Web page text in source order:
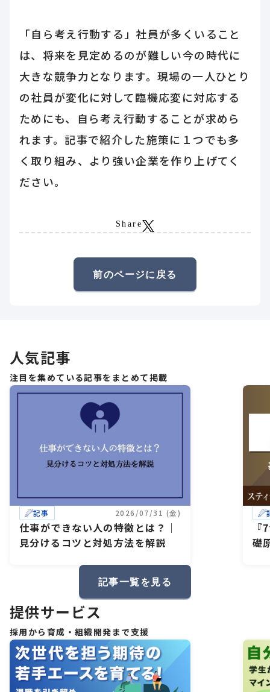
「自ら考え行動する」社員が多くいること
は、将来を見定めるのが難しい今の時代に
大きな競争力となります。現場の一人ひとり
の社員が変化に対して臨機応変に対応する
ためにも、自ら考え行動することが求めら
れます。記事で紹介した施策に１つでも多
く取り組み、より強い企業を作り上げてく
ださい。
Share
前のページに戻る
人気記事
注目を集めている記事をまとめて掲載
記事 2026/07/31 (金)
仕事ができない人の特徴とは？｜
見分けるコツと対処方法を解説
礎
記事一覧を見る
提供サービス
採用から育成・組織開発まで支援